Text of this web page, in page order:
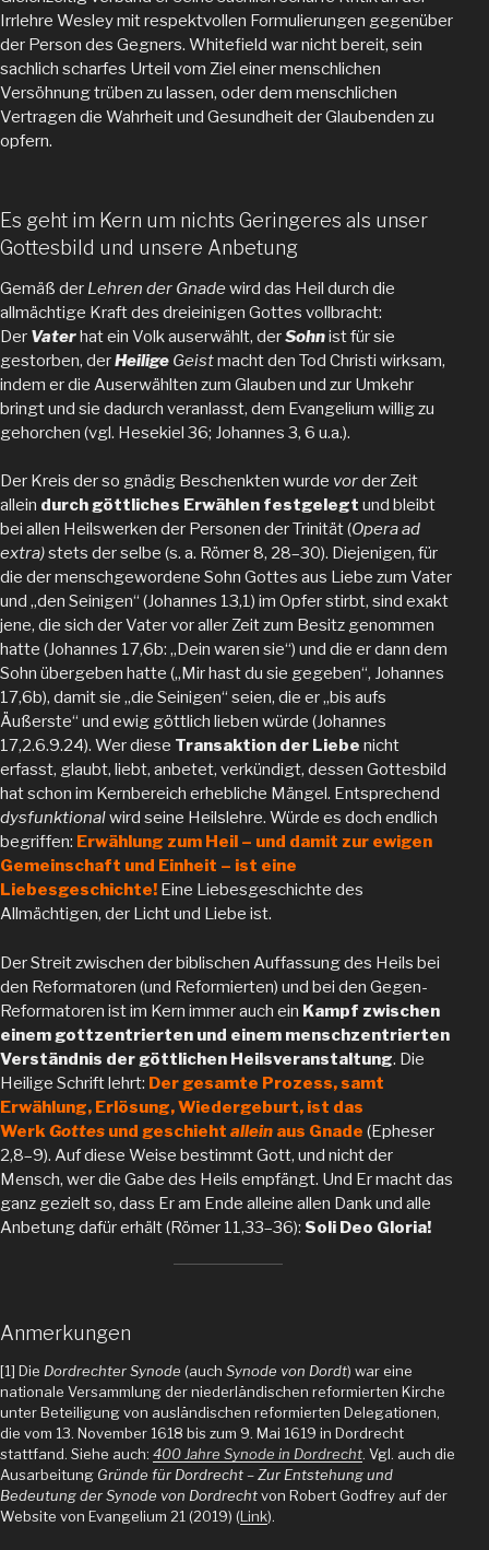
Irrlehre Wesley mit respektvollen Formulierungen gegenüber
der Person des Gegners. Whitefield war nicht bereit, sein
sachlich scharfes Urteil vom Ziel einer menschlichen
Versöhnung trüben zu lassen, oder dem menschlichen
Vertragen die Wahrheit und Gesundheit der Glaubenden zu
opfern.
Es geht im Kern um nichts Geringeres als unser
Gottesbild und unsere Anbetung
Gemäß der Lehren der Gnade wird das Heil durch die
allmächtige Kraft des dreieinigen Gottes vollbracht:
Der Vaterhat ein Volk auserwählt, derSohnist für sie
gestorben, derHeilige Geistmacht den Tod Christi wirksam,
indem er die Auserwählten zum Glauben und zur Umkehr
bringt und sie dadurch veranlasst, dem Evangelium willig zu
gehorchen (vgl. Hesekiel 36; Johannes 3, 6 u.a.).
Der Kreis der so gnädig Beschenkten wurde vorder Zeit
allein durch göttliches Erwählen festgelegt und bleibt
bei allen Heilswerken der Personen der Trinität (Opera ad
extra)stets der selbe (s. a. Römer 8, 28–30). Diejenigen, für
die der menschgewordene Sohn Gottes aus Liebe zum Vater
und „den Seinigen“ (Johannes 13,1) im Opfer stirbt, sind exakt
jene, die sich der Vater vor aller Zeit zum Besitz genommen
hatte (Johannes 17,6b: „Dein waren sie“) und die er dann dem
Sohn übergeben hatte („Mir hast du sie gegeben“, Johannes
17,6b), damit sie „die Seinigen“ seien, die er „bis aufs
Äußerste“ und ewig göttlich lieben würde (Johannes
17,2.6.9.24). Wer diese Transaktion der Liebe nicht
erfasst, glaubt, liebt, anbetet, verkündigt, dessen Gottesbild
hat schon im Kernbereich erhebliche Mängel. Entsprechend
dysfunktionalwird seine Heilslehre. Würde es doch endlich
begriffen: Erwählung zum Heil – und damit zur ewigen
Gemeinschaft und Einheit – ist eine
Liebesgeschichte! Eine Liebesgeschichte des
Allmächtigen, der Licht und Liebe ist.
Der Streit zwischen der biblischen Auffassung des Heils bei
den Reformatoren (und Reformierten) und bei den Gegen-
Reformatoren ist im Kern immer auch ein Kampf zwischen
einem gottzentrierten und einem menschzentrierten
Verständnis der göttlichen Heilsveranstaltung. Die
Heilige Schrift lehrt: Der gesamte Prozess, samt
Erwählung, Erlösung, Wiedergeburt, ist das
WerkGottes und geschieht allein aus Gnade (Epheser
2,8–9). Auf diese Weise bestimmt Gott, und nicht der
Mensch, wer die Gabe des Heils empfängt. Und Er macht das
ganz gezielt so, dass Er am Ende alleine allen Dank und alle
Anbetung dafür erhält (Römer 11,33–36): Soli Deo Gloria!
Anmerkungen
[1] Die Dordrechter Synode (auch Synode von Dordt) war eine
nationale Versammlung der niederländischen reformierten Kirche
unter Beteiligung von ausländischen reformierten Delegationen,
die vom 13. November 1618 bis zum 9. Mai 1619 in Dordrecht
stattfand. Siehe auch: 400 Jahre Synode in Dordrecht. Vgl. auch die
Ausarbeitung Gründe für Dordrecht – Zur Entstehung und
Bedeutung der Synode von Dordrechtvon Robert Godfrey auf der
Website von Evangelium 21 (2019) (Link).